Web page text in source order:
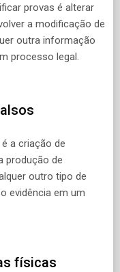
provas é alterar
a modificação de
outra informação
processo legal.
a criação de
produção de
outro tipo de
evidência em um
físicas